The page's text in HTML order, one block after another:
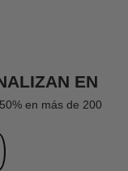
EN
en más de 200